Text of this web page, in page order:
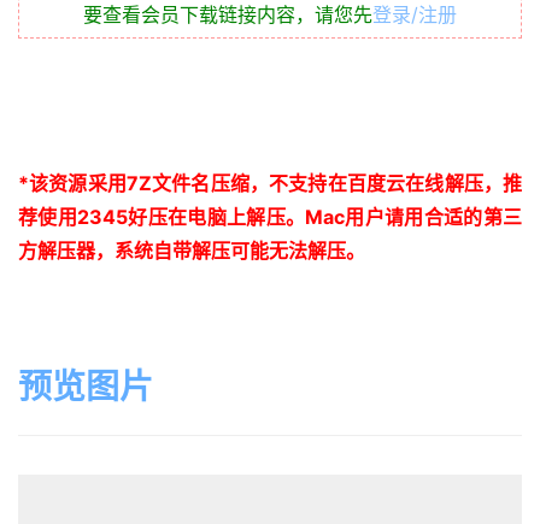
要查看会员下载链接内容，请您先登录/注册
*该资源采用7Z文件名压缩，不支持在百度云在线解压，推
荐使用2345好压在电脑上解压。 Mac用户请用合适的第三
方解压器，系统自带解压可能无法解压。
预览图片